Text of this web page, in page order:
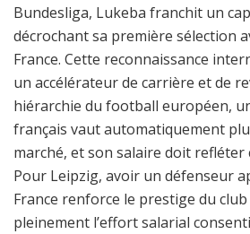
Bundesliga, Lukeba franchit un
décrochant sa première sélection
France. Cette reconnaissance
un accélérateur de carrière et de
hiérarchie du football européen,
français vaut automatiquement
marché, et son salaire doit refléter
Pour Leipzig, avoir un défenseur
France renforce le prestige du
pleinement l’effort salarial